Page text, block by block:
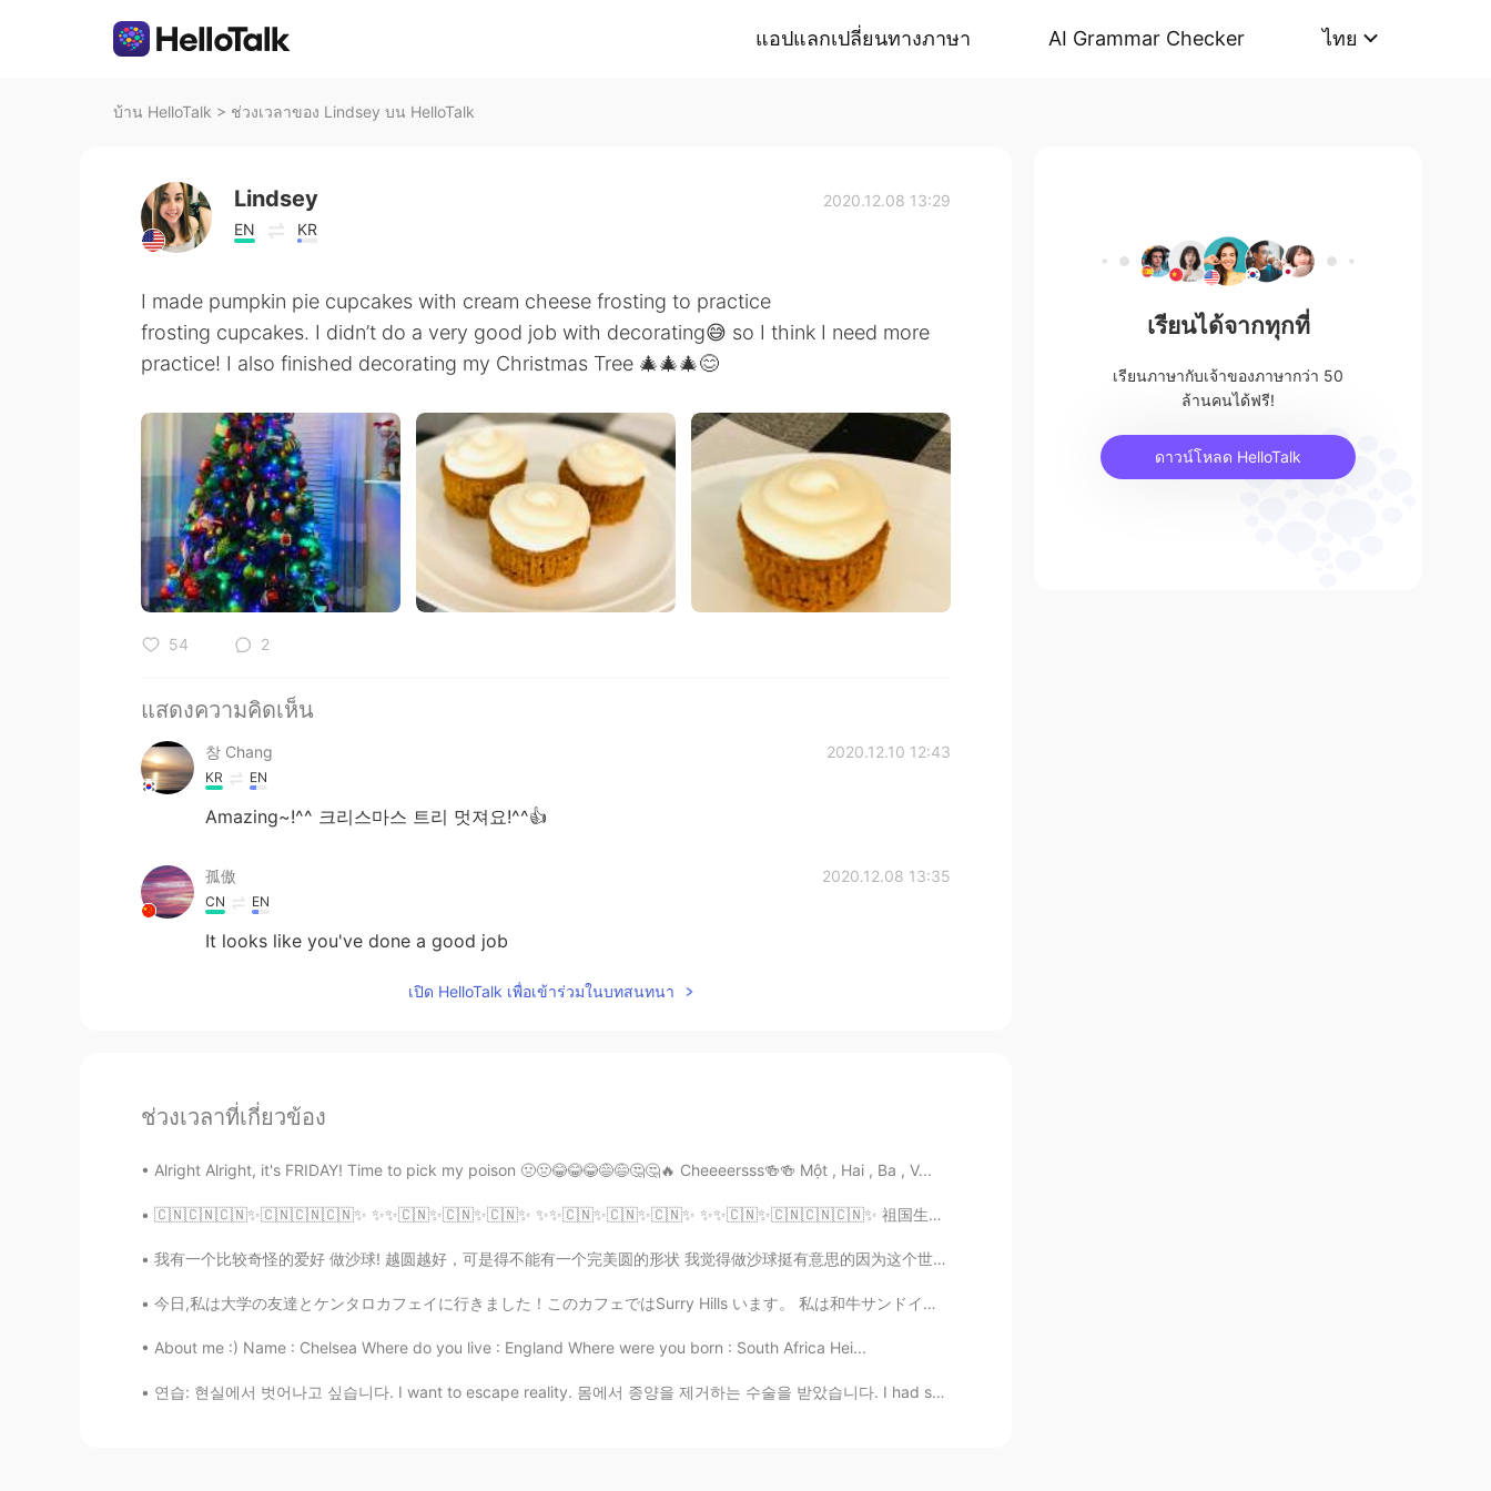
แอปแลกเปลี่ยนทางภาษา AI Grammar Checker ไทย
บ้าน HelloTalk > ช่วงเวลาของ Lindsey บน HelloTalk
Lindsey
EN KR
2020.12.08 13:29
I made pumpkin pie cupcakes with cream cheese frosting to practice
frosting cupcakes. I didn’t do a very good job with decorating😅 so I think I need more
practice! I also finished decorating my Christmas Tree 🎄🎄🎄😊
54 2
แสดงความคิดเห็น
창 Chang 2020.12.10 12:43
KR EN
Amazing~!^^ 크리스마스 트리 멋져요!^^👍
孤傲 2020.12.08 13:35
CN EN
It looks like you've done a good job
เปิด HelloTalk เพื่อเข้าร่วมในบทสนทนา
ช่วงเวลาที่เกี่ยวข้อง
Alright Alright, it's FRIDAY! Time to pick my poison 🤢🤢😂😂😂😅😅🤔🤔🔥 Cheeeersss🍻🍻 Một , Hai , Ba , V...
🇨🇳🇨🇳🇨🇳✨🇨🇳🇨🇳🇨🇳✨ ✨✨🇨🇳✨🇨🇳✨🇨🇳✨ ✨✨🇨🇳✨🇨🇳✨🇨🇳✨ ✨✨🇨🇳✨🇨🇳🇨🇳🇨🇳✨ 祖国生日快乐 #china #国庆节 #中国生日快乐 #国庆节快乐 #70 #7...
我有一个比较奇怪的爱好 做沙球! 越圆越好，可是得不能有一个完美圆的形状 我觉得做沙球挺有意思的因为这个世界没有什么是完全完美的，可是看起来差不多的那就可以有心里的安全感，然后可以继续做其...
今日,私は大学の友達とケンタロカフェイに行きました！このカフェではSurry Hills います。 私は和牛サンドイッチを食べました。私の一番好きなデザートは抹茶 Mille Fueille と...
About me :) Name : Chelsea Where do you live : England Where were you born : South Africa Hei...
연습: 현실에서 벗어나고 싶습니다. I want to escape reality. 몸에서 종양을 제거하는 수술을 받았습니다. I had surgery to get r...
เรียนได้จากทุกที่
เรียนภาษากับเจ้าของภาษากว่า 50
ล้านคนได้ฟรี!
ดาวน์โหลด HelloTalk